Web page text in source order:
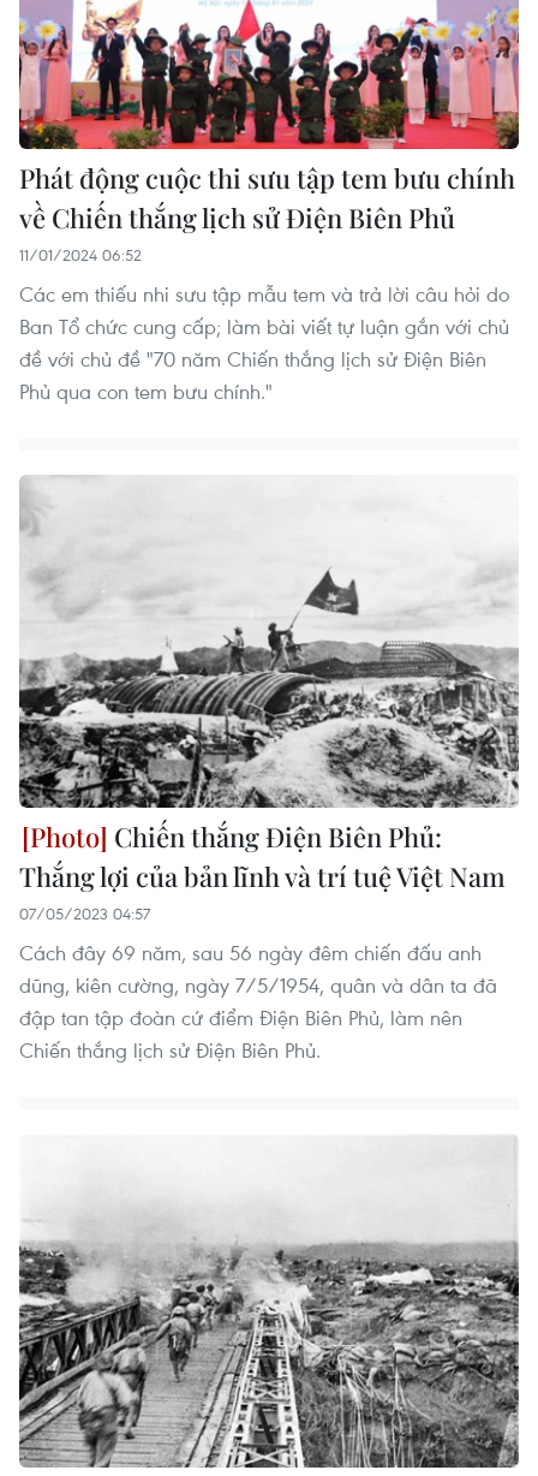
Phát động cuộc thi sưu tập tem bưu chính
về Chiến thắng lịch sử Điện Biên Phủ
11/01/2024 06:52
Các em thiếu nhi sưu tập mẫu tem và trả lời câu hỏi do
Ban Tổ chức cung cấp; làm bài viết tự luận gắn với chủ
đề với chủ đề "70 năm Chiến thắng lịch sử Điện Biên
Phủ qua con tem bưu chính."
Chiến thắng Điện Biên Phủ:
Thắng lợi của bản lĩnh và trí tuệ Việt Nam
07/05/2023 04:57
Cách đây 69 năm, sau 56 ngày đêm chiến đấu anh
dũng, kiên cường, ngày 7/5/1954, quân và dân ta đã
đập tan tập đoàn cứ điểm Điện Biên Phủ, làm nên
Chiến thắng lịch sử Điện Biên Phủ.